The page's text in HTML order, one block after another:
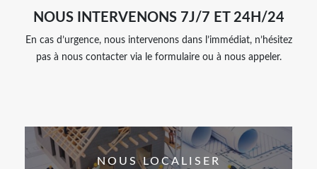
NOUS INTERVENONS 7J/7 ET 24H/24
En cas d’urgence, nous intervenons dans l’immédiat, n’hésitez
pas à nous contacter via le formulaire ou à nous appeler.
NOUS LOCALISER